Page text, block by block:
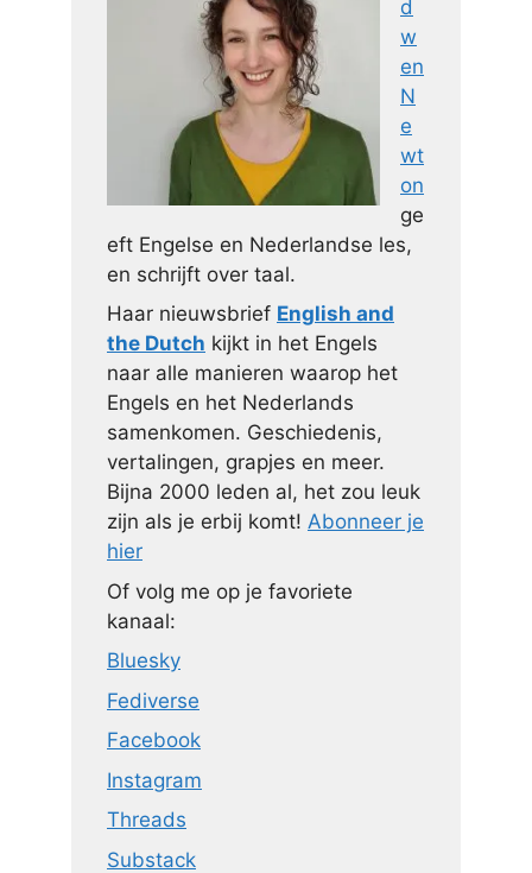
d
w
en
N
e
wt
on
ge
eft Engelse en Nederlandse les,
en schrijft over taal.
Haar nieuwsbrief English and
the Dutch kijkt in het Engels
naar alle manieren waarop het
Engels en het Nederlands
samenkomen. Geschiedenis,
vertalingen, grapjes en meer.
Bijna 2000 leden al, het zou leuk
zijn als je erbij komt! Abonneer je
hier
Of volg me op je favoriete
kanaal:
Bluesky
Fediverse
Facebook
Instagram
Threads
Substack